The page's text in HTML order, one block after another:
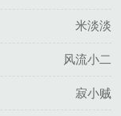
米淡淡
风流小二
寂小贼